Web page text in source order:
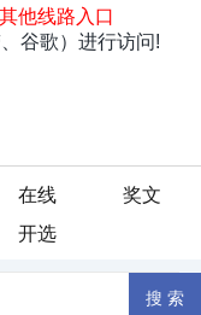
在线
奖文
开选